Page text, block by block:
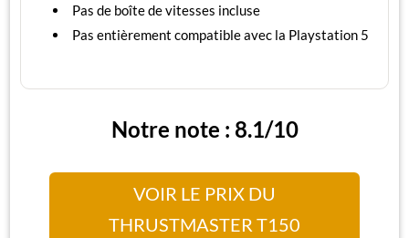
Pas de boîte de vitesses incluse
Pas entièrement compatible avec la Playstation 5
Notre note : 8.1/10
VOIR LE PRIX DU
THRUSTMASTER T150